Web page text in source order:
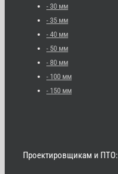
- 30 мм
- 35 мм
- 40 мм
- 50 мм
- 80 мм
- 100 мм
- 150 мм
Проектировщикам и ПТО: